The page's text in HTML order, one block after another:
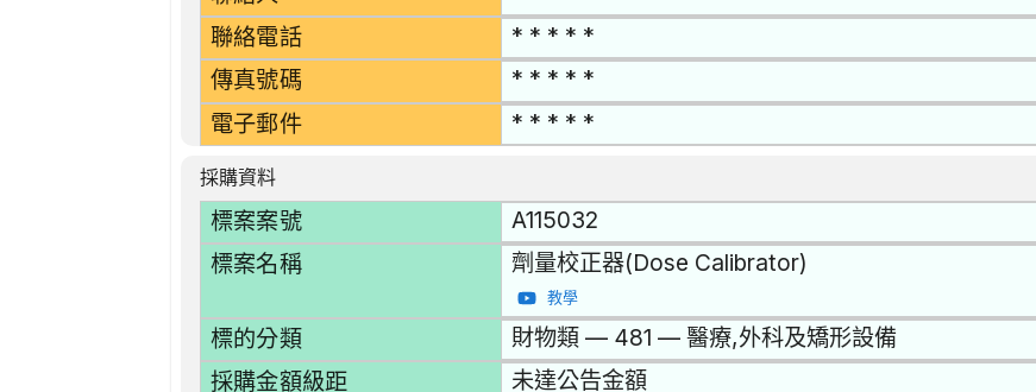
聯絡電話 * * * * *
傳真號碼 * * * * *
電子郵件 * * * * *
採購資料
標案案號 A115032
標案名稱 劑量校正器(Dose Calibrator)
教學
標的分類 財物類 — 481 — 醫療,外科及矯形設備
採購金額級距 未達公告金額